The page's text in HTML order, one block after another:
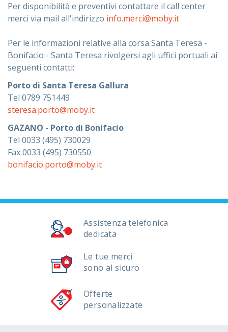
Per disponibilità e preventivi contattare il call center
merci via mail all'indirizzo info.merci@moby.it
Per le informazioni relative alla corsa Santa Teresa -
Bonifacio - Santa Teresa rivolgersi agli uffici portuali ai
seguenti contatti:
Porto di Santa Teresa Gallura
Tel 0789 751449
steresa.porto@moby.it
GAZANO - Porto di Bonifacio
Tel 0033 (495) 730029
Fax 0033 (495) 730550
bonifacio.porto@moby.it
Assistenza telefonica
dedicata
Le tue merci
sono al sicuro
Offerte
personalizzate